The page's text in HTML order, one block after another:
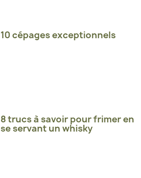
10 cépages exceptionnels
8 trucs à savoir pour frimer en
se servant un whisky